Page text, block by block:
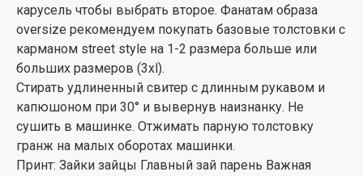
карусель чтобы выбрать второе. Фанатам образа
oversize рекомендуем покупать базовые толстовки с
карманом street style на 1-2 размера больше или
больших размеров (3xl).
Стирать удлиненный свитер с длинным рукавом и
капюшоном при 30° и вывернув наизнанку. Не
сушить в машинке. Отжимать парную толстовку
гранж на малых оборотах машинки.
Принт: Зайки зайцы Главный зай парень Важная